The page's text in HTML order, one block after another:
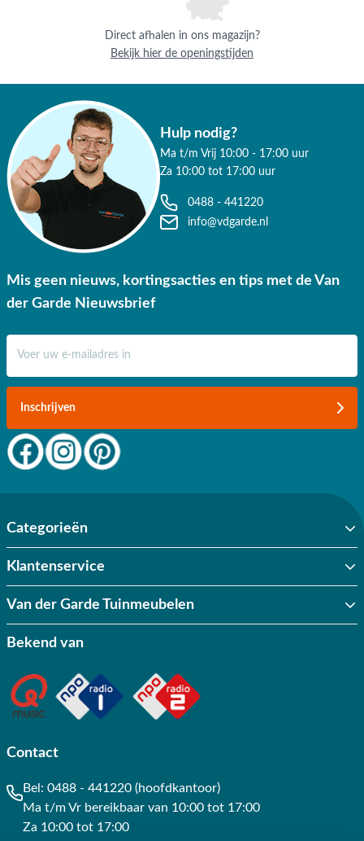
Direct afhalen in ons magazijn?
Bekijk hier de openingstijden
Hulp nodig?
Ma t/m Vrij 10:00 - 17:00 uur
Za 10:00 tot 17:00 uur
0488 - 441220
info@vdgarde.nl
Mis geen nieuws, kortingsacties en tips met de Van
der Garde Nieuwsbrief
Inschrijven
Categorieën
Klantenservice
Van der Garde Tuinmeubelen
Bekend van
Contact
Bel: 0488 - 441220 (hoofdkantoor)
Ma t/m Vr bereikbaar van 10:00 tot 17:00
Za 10:00 tot 17:00